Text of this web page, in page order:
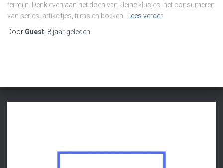
termijn. Denk even aan het doen van kleine klusjes, het consumeren
van series, artikeltjes, films en boeken.
Lees verder
Door Guest 8 jaar geleden